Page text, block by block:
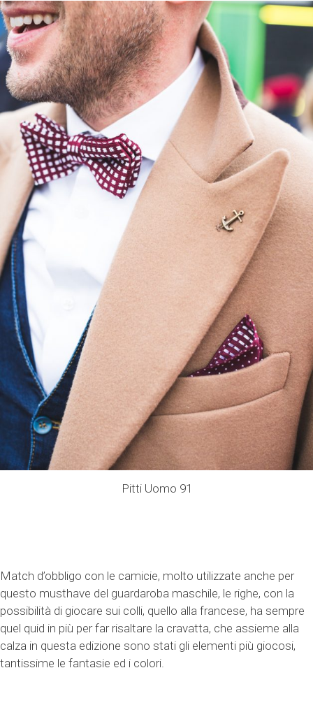
Pitti Uomo 91
Match d’obbligo con le camicie, molto utilizzate anche per
questo musthave del guardaroba maschile, le righe, con la
possibilità di giocare sui colli, quello alla francese, ha sempre
quel quid in più per far risaltare la cravatta, che assieme alla
calza in questa edizione sono stati gli elementi più giocosi,
tantissime le fantasie ed i colori.